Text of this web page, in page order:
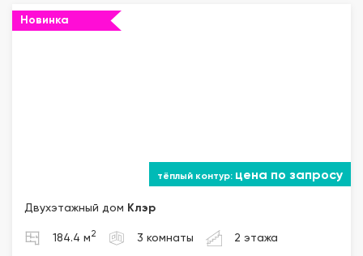
Новинка
цена по запросу
Двухэтажный дом Клэр
184.4 м 2 3 комнаты 2 этажа